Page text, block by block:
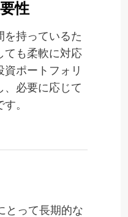
性
を持っているた
ても柔軟に対応
ポートフォリ
、必要に応じて
。
とって長期的な